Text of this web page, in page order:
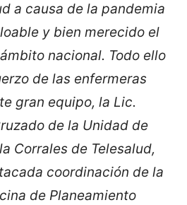
a causa de la pandemia
y bien merecido el
nacional. Todo ello
de las enfermeras
gran equipo, la Lic.
de la Unidad de
Corrales de Telesalud,
coordinación de la
de Planeamiento